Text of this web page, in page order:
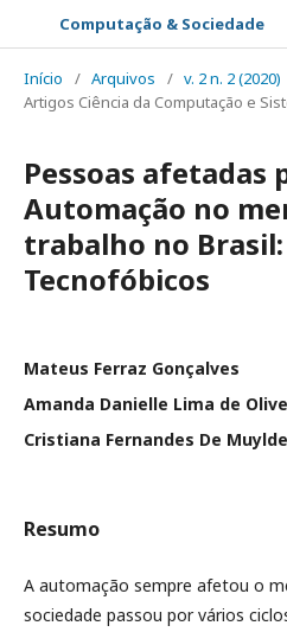
Computação & Sociedade
Início / Arquivos / v. 2 n. 2 (2020)
Artigos Ciência da Computação e
Pessoas afetadas
Automação no
trabalho no
Tecnofóbicos
Mateus Ferraz Gonçalves
Amanda Danielle Lima de
Cristiana Fernandes De
Resumo
A automação sempre afetou o
sociedade passou por vários